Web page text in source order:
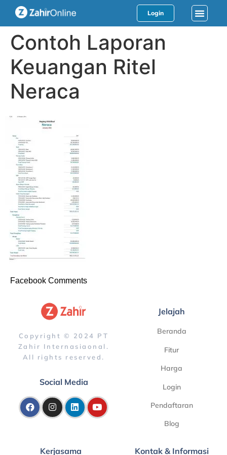
Login
Contoh Laporan
Keuangan Ritel
Neraca
Facebook Comments
Copyright © 2024 PT
Zahir Internasiaonal.
All rights reserved.
Social Media
Jelajah
Beranda
Fitur
Harga
Login
Pendaftaran
Blog
Kerjasama Kontak & Informasi